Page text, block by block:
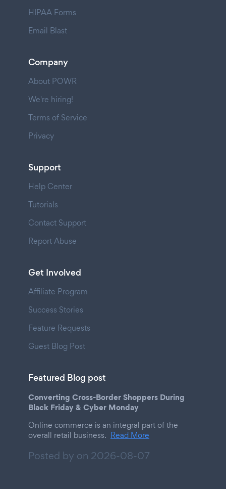
HIPAA Forms
Email Blast
Company
About POWR
We're hiring!
Terms of Service
Privacy
Support
Help Center
Tutorials
Contact Support
Report Abuse
Get Involved
Affiliate Program
Success Stories
Feature Requests
Guest Blog Post
Featured Blog post
Converting Cross-Border Shoppers During
Black Friday & Cyber Monday
Online commerce is an integral part of the
overall retail business. Read More
Posted by on 2026-08-07